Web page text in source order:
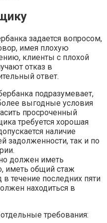
задается вопросом,
имея плохую
клиенты с плохой
отказ в
ответ.
подразумевает,
выгодные условия
просроченный
требуется хорошая
наличие
задолженности, так и по
должен иметь
иметь общий стаж
течение последних пяти
находиться в
требования: